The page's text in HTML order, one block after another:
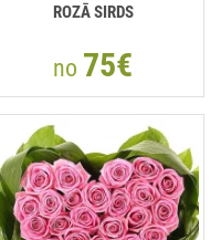
ROZĀ SIRDS
no 75€